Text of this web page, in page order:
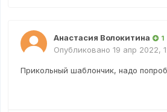
Анастасия Волокитина 1
Опубликовано 19 апр 2022,
Прикольный шаблончик, надо